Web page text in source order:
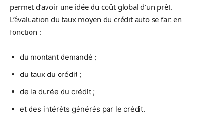
permet d’avoir une idée du coût global d’un prêt.
L’évaluation du taux moyen du crédit auto se fait en
fonction :
du montant demandé ;
du taux du crédit ;
de la durée du crédit ;
et des intérêts générés par le crédit.